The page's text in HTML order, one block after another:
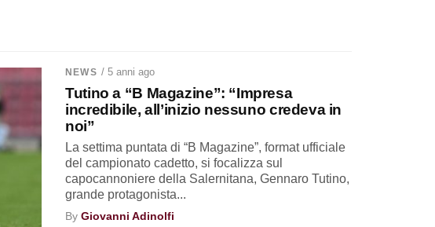
NEWS / 5 anni ago
Tutino a “B Magazine”: “Impresa
incredibile, all’inizio nessuno credeva in
noi”
La settima puntata di “B Magazine”, format ufficiale
del campionato cadetto, si focalizza sul
capocannoniere della Salernitana, Gennaro Tutino,
grande protagonista...
ByGiovanni Adinolfi